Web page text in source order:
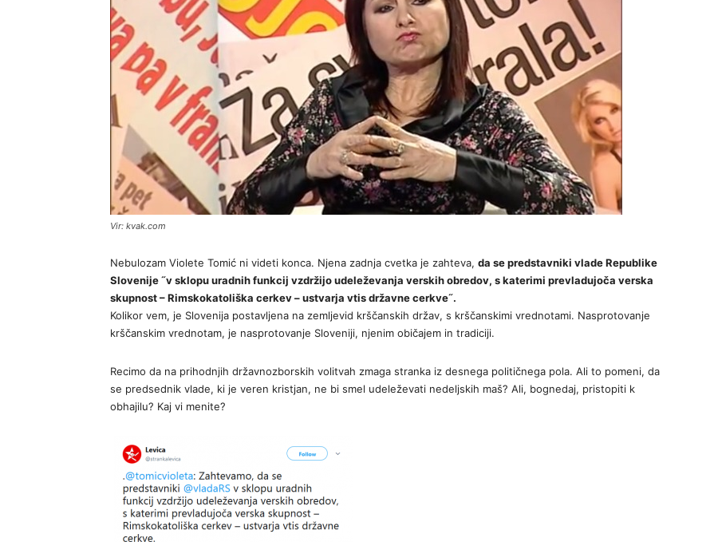
Vir: kvak.com
Nebulozam Violete Tomić ni videti konca. Njena zadnja cvetka je zahteva, da se predstavniki vlade Republike
Slovenije ˝v sklopu uradnih funkcij vzdržijo udeleževanja verskih obredov, s katerimi prevladujoča verska
skupnost – Rimskokatoliška cerkev – ustvarja vtis državne cerkve˝.
Kolikor vem, je Slovenija postavljena na zemljevid krščanskih držav, s krščanskimi vrednotami. Nasprotovanje
krščanskim vrednotam, je nasprotovanje Sloveniji, njenim običajem in tradiciji.
Recimo da na prihodnjih državnozborskih volitvah zmaga stranka iz desnega političnega pola. Ali to pomeni, da
se predsednik vlade, ki je veren kristjan, ne bi smel udeleževati nedeljskih maš? Ali, bognedaj, pristopiti k
obhajilu? Kaj vi menite?